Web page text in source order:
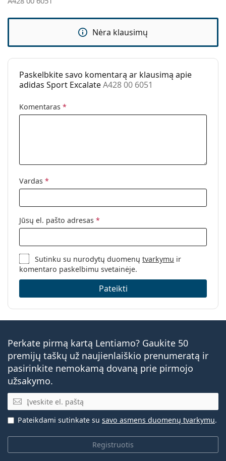
Sportas:
Žygiai
Kodas:
A428 00 6051
Nėra klausimų
Paskelbkite savo komentarą ar klausimą apie
adidas Sport ExcalateA428 00 6051
Komentaras *
Vardas *
Jūsų el. pašto adresas *
Sutinku su nurodytų duomenųtvarkymu ir
komentaro paskelbimu svetainėje.
Pateikti
Perkate pirmą kartą Lentiamo? Gaukite 50
premijų taškų už naujienlaiškio prenumeratą ir
pasirinkite nemokamą dovaną prie pirmojo
užsakymo.
El. pašto adresas
Registruotis
Pateikdami sutinkate su savo asmens duomenų tvarkymu.